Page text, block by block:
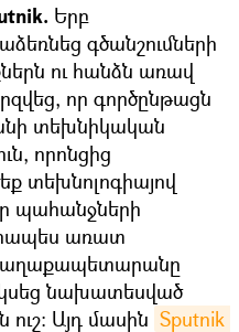
Երբ
գծանշումների
ու հանձն առավ
որ գործընթացն
տեխնիկական
որոնցից
տեխնոլոգիայով
պահանջների
առատ
նախատեսված
Այդ մասին Sputnik